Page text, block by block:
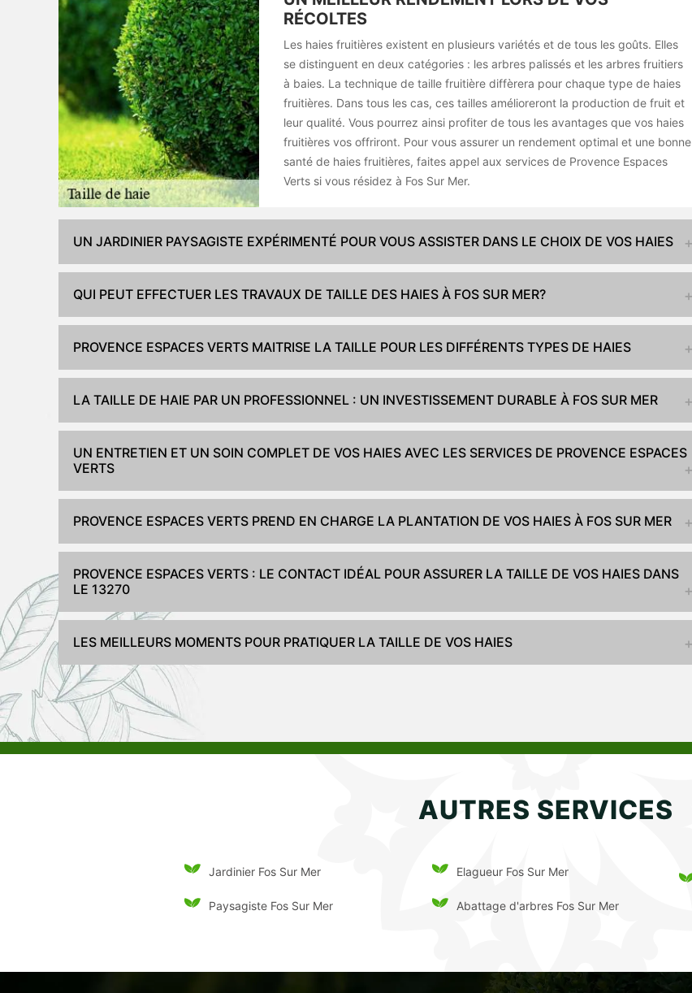
RÉCOLTES
Les haies fruitières existent en plusieurs variétés et de tous les goûts. Elles
se distinguent en deux catégories : les arbres palissés et les arbres fruitiers
à baies. La technique de taille fruitière diffèrera pour chaque type de haies
fruitières. Dans tous les cas, ces tailles amélioreront la production de fruit et
leur qualité. Vous pourrez ainsi profiter de tous les avantages que vos haies
fruitières vos offriront. Pour vous assurer un rendement optimal et une bonne
santé de haies fruitières, faites appel aux services de Provence Espaces
Verts si vous résidez à Fos Sur Mer.
UN JARDINIER PAYSAGISTE EXPÉRIMENTÉ POUR VOUS ASSISTER DANS LE CHOIX DE VOS HAIES
QUI PEUT EFFECTUER LES TRAVAUX DE TAILLE DES HAIES À FOS SUR MER?
PROVENCE ESPACES VERTS MAITRISE LA TAILLE POUR LES DIFFÉRENTS TYPES DE HAIES
LA TAILLE DE HAIE PAR UN PROFESSIONNEL : UN INVESTISSEMENT DURABLE À FOS SUR MER
UN ENTRETIEN ET UN SOIN COMPLET DE VOS HAIES AVEC LES SERVICES DE PROVENCE ESPACES
VERTS
PROVENCE ESPACES VERTS PREND EN CHARGE LA PLANTATION DE VOS HAIES À FOS SUR MER
PROVENCE ESPACES VERTS : LE CONTACT IDÉAL POUR ASSURER LA TAILLE DE VOS HAIES DANS
LE 13270
LES MEILLEURS MOMENTS POUR PRATIQUER LA TAILLE DE VOS HAIES
AUTRES SERVICES
Jardinier Fos Sur Mer
Paysagiste Fos Sur Mer
Elagueur Fos Sur Mer
Abattage d'arbres Fos Sur Mer